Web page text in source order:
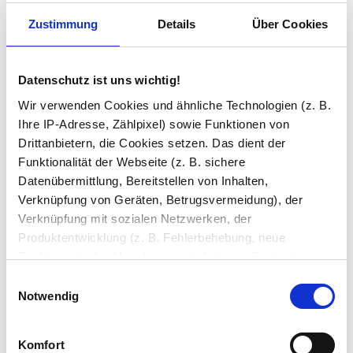
Zustimmung Details Über Cookies
Datenschutz ist uns wichtig!
Wir verwenden Cookies und ähnliche Technologien (z. B.
Ihre IP-Adresse, Zählpixel) sowie Funktionen von
Drittanbietern, die Cookies setzen. Das dient der
Funktionalität der Webseite (z. B. sichere
Datenübermittlung, Bereitstellen von Inhalten,
Verknüpfung von Geräten, Betrugsvermeidung), der
Verknüpfung mit sozialen Netzwerken, der
Produktentwicklung (z. B. Fehlerbehebung, neue
Funktionen), der Abrechnung mit Autoren, Content-
(z. B. Ladezeiten, personalisierte Inhalte,
Bereitstellung und Messen von Anzeigen, personalisierte
Notwendig
Komfort
gewünscht, ausgestattet werden mit:
einer oder zwei Steckdose/n, zum Beispiel für
einem unbeleuchteten oder beleuchteten